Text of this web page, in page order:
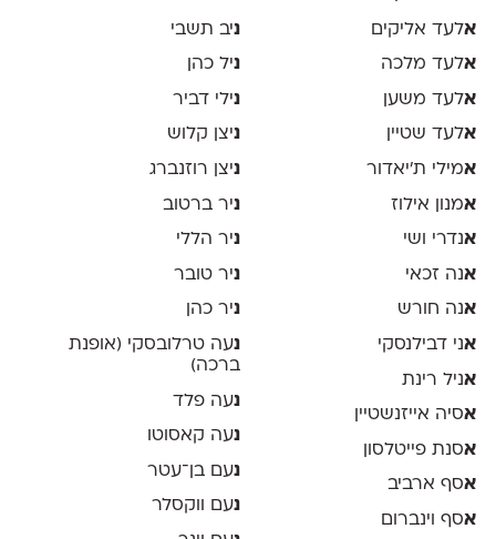
אלעד אליקים
אלעד מלכה
אלעד משען
אלעד שטיין
אמילי ת׳יאדור
אמנון אילוז
אנדרי ושי
אנה זכאי
אנה חורש
אני דבילנסקי
אניל רינת
אסיה אייזנשטיין
אסנת פייטלסון
אסף ארביב
אסף וינברום
ניב תשבי
ניל כהן
נילי דביר
ניצן קלוש
ניצן רוזנברג
ניר ברטוב
ניר הללי
ניר טובר
ניר כהן
נעה טרלובסקי (אופנת
ברכה)
נעה פלד
נעה קאסוטו
נעם בן־עטר
נעם ווקסלר